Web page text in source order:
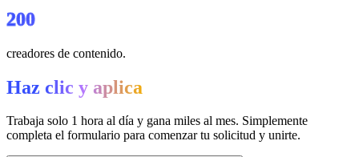
200
creadores de contenido.
Haz clic y aplica
Trabaja solo 1 hora al día y gana miles al mes. Simplemente
completa el formulario para comenzar tu solicitud y unirte.